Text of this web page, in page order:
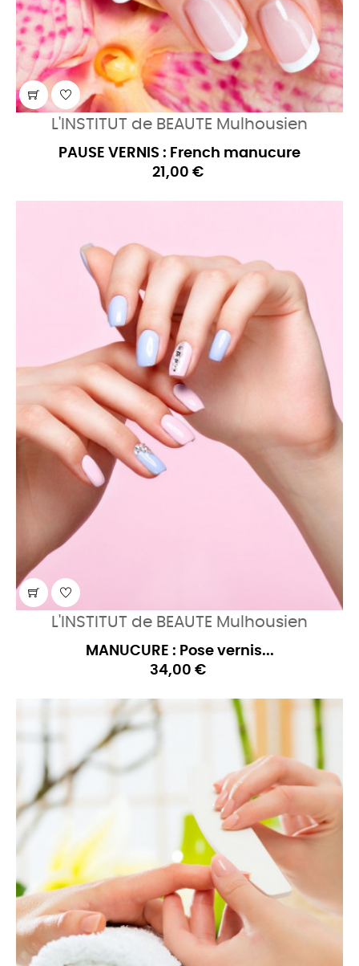
L'INSTITUT de BEAUTE Mulhousien
PAUSE VERNIS : French manucure
21,00 €
L'INSTITUT de BEAUTE Mulhousien
MANUCURE : Pose vernis...
34,00 €